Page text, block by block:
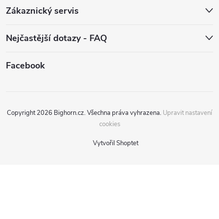
Zákaznický servis
Nejčastější dotazy - FAQ
Facebook
Vytvořil Shoptet
Copyright 2026 Bighorn.cz. Všechna práva vyhrazena. Upravit nastavení
cookies